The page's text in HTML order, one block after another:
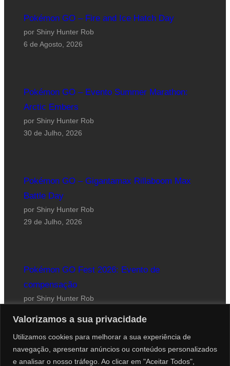
Valorizamos a sua privacidade
Utilizamos cookies para melhorar a sua experiência de
navegação, apresentar anúncios ou conteúdos personalizados
e analisar o nosso tráfego. Ao clicar em "Aceitar Todos",
Pokémon GO – Fire and Ice Hatch Day
por Shiny Hunter Rob
6 de Agosto, 2026
Pokémon GO – Evento Summer Marathon:
Arctic Embers
por Shiny Hunter Rob
30 de Julho, 2026
Pokémon GO – Gigantamax Rillaboom Max
Battle Day
por Shiny Hunter Rob
29 de Julho, 2026
Pokémon GO Fest 2026: Evento de
compensação
por Shiny Hunter Rob